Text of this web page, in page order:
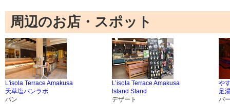
周辺のお店・スポット
L'isola Terrace Amakusa
天草塩パンラボ
パン
L’isola Terrace Amakusa
lsland Stand
デザート
や
足
バ